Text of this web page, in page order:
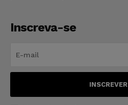
Inscreva-se
INSCREVER